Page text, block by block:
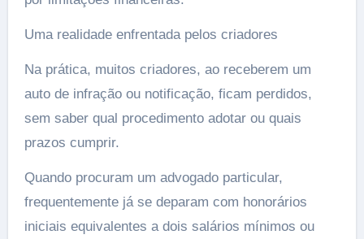
Uma realidade enfrentada pelos criadores
Na prática, muitos criadores, ao receberem um
auto de infração ou notificação, ficam perdidos,
sem saber qual procedimento adotar ou quais
prazos cumprir.
Quando procuram um advogado particular,
frequentemente já se deparam com honorários
iniciais equivalentes a dois salários mínimos ou